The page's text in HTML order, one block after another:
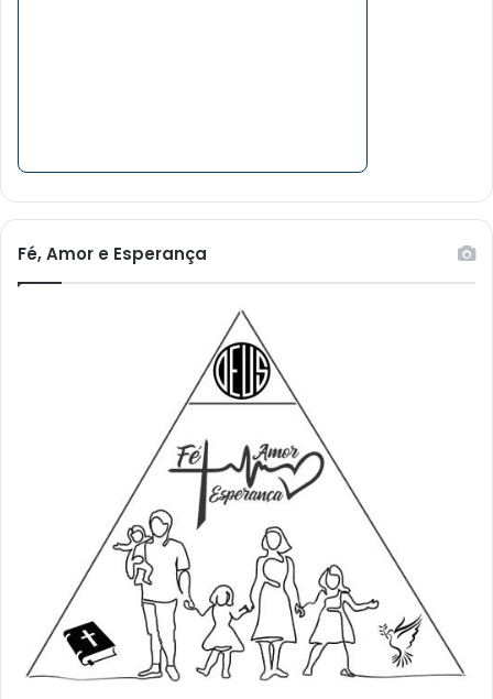
Fé, Amor e Esperança